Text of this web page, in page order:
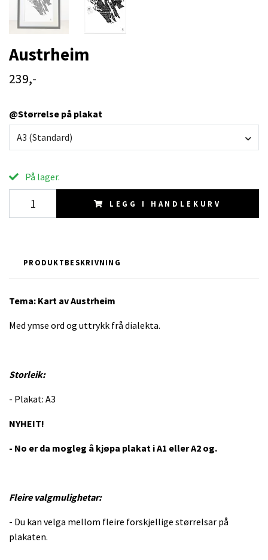
Austrheim
239,-
@Størrelse på plakat
A3 (Standard)
På lager.
LEGG I HANDLEKURV
PRODUKTBESKRIVNING
Tema: Kart av Austrheim
Med ymse ord og uttrykk frå dialekta.
Storleik:
- Plakat: A3
NYHEIT!
- No er da mogleg å kjøpa plakat i A1 eller A2 og.
Fleire valgmulighetar:
- Du kan velga mellom fleire forskjellige størrelsar på
plakaten.